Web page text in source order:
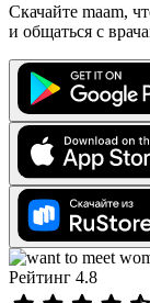
Скачайте maam,
и общаться с
Рейтинг 4.8